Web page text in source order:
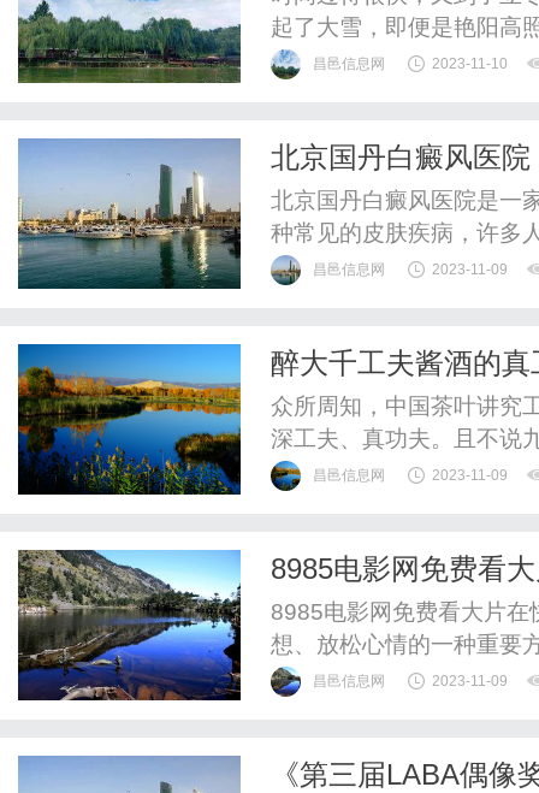
起了大雪，即便是艳阳高
者不禁想起此前做二手
上绝大多数车辆的启动电
昌邑信息网 2023-11-10
北京国丹白癜风医
北京国丹白癜风医院是一
种常见的皮肤疾病，许多
杂，治疗难度大，许多患
业水平高的医疗团队。医
昌邑信息网 2023-11-09
醉大千工夫酱酒的真
众所周知，中国茶叶讲究
深工夫、真功夫。且不说
昌邑信息网 2023-11-09
8985电影网免费看
8985电影网免费看大片
想、放松心情的一种重要
着付费看电影的困境。但
还是悬疑片，这里都能满
昌邑信息网 2023-11-09
《第三届LABA偶像